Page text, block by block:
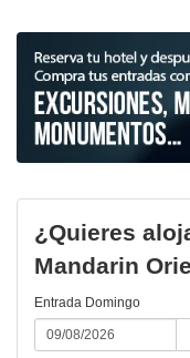
¿Quieres
Mandarin
Entrada Domingo